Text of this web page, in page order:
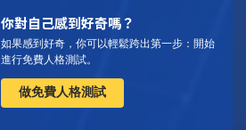
你對自己感到好奇嗎？
如果感到好奇，你可以輕鬆跨出第一步：開始
進行免費人格測試。
做免費人格測試